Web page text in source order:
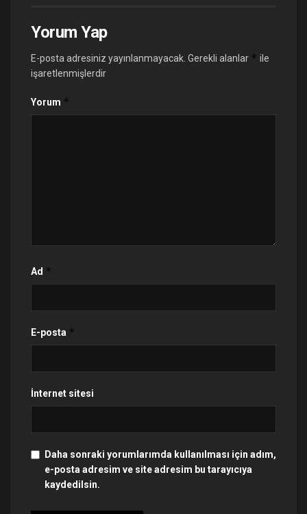
Yorum Yap
E-posta adresiniz yayınlanmayacak. Gerekli alanlar * ile
işaretlenmişlerdir
Yorum *
Ad *
E-posta *
İnternet sitesi
Daha sonraki yorumlarımda kullanılması için adım,
e-posta adresim ve site adresim bu tarayıcıya
kaydedilsin.